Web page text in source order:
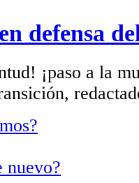
defensa
¡paso a la
nuevo?